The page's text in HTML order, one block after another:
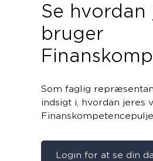
Se hvordan
bruger
Som faglig
indsigt i, hvordan jeres
Login for at se din